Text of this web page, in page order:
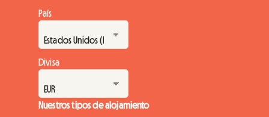
País
Divisa
Nuestros tipos de alojamiento